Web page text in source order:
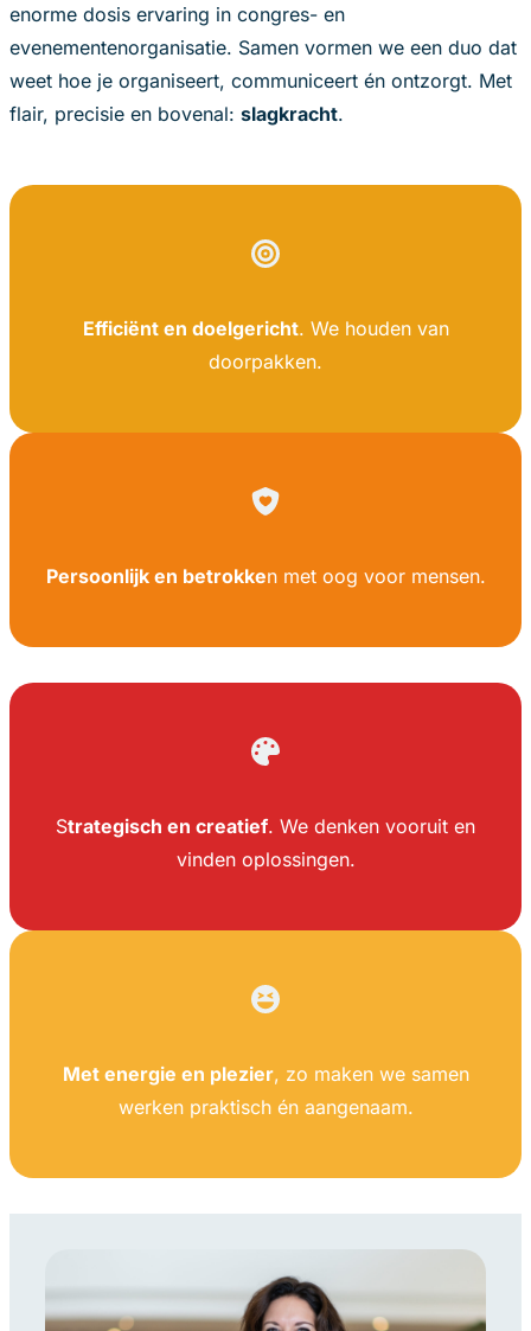
enorme dosis ervaring in congres- en
evenementenorganisatie. Samen vormen we een duo dat
weet hoe je organiseert, communiceert én ontzorgt. Met
flair, precisie en bovenal: slagkracht.
Efficiënt en doelgericht. We houden van
doorpakken.
Persoonlijk en betrokken met oog voor mensen.
Strategisch en creatief. We denken vooruit en
vinden oplossingen.
Met energie en plezier, zo maken we samen
werken praktisch én aangenaam.